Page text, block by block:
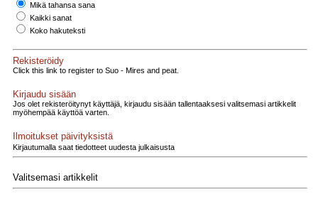
Mikä tahansa sana
Kaikki sanat
Koko hakuteksti
Rekisteröidy
Click this link to register to Suo - Mires and peat.
Kirjaudu sisään
Jos olet rekisteröitynyt käyttäjä, kirjaudu sisään tallentaaksesi valitsemasi artikkelit
myöhempää käyttöä varten.
Ilmoitukset päivityksistä
Kirjautumalla saat tiedotteet uudesta julkaisusta
Valitsemasi artikkelit